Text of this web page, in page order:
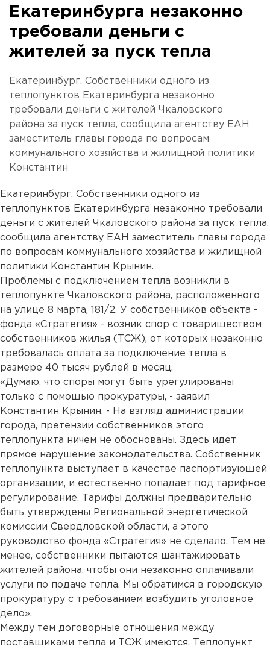
Екатеринбурга незаконно
требовали деньги с
жителей за пуск тепла
Екатеринбург. Собственники одного из
теплопунктов Екатеринбурга незаконно
требовали деньги с жителей Чкаловского
района за пуск тепла, сообщила агентству ЕАН
заместитель главы города по вопросам
коммунального хозяйства и жилищной политики
Константин
Екатеринбург. Собственники одного из
теплопунктов Екатеринбурга незаконно требовали
деньги с жителей Чкаловского района за пуск тепла,
сообщила агентству ЕАН заместитель главы города
по вопросам коммунального хозяйства и жилищной
политики Константин Крынин.
Проблемы с подключением тепла возникли в
теплопункте Чкаловского района, расположенного
на улице 8 марта, 181/2. У собственников объекта -
фонда «Стратегия» - возник спор с товариществом
собственников жилья (ТСЖ), от которых незаконно
требовалась оплата за подключение тепла в
размере 40 тысяч рублей в месяц.
«Думаю, что споры могут быть урегулированы
только с помощью прокуратуры, - заявил
Константин Крынин. - На взгляд администрации
города, претензии собственников этого
теплопункта ничем не обоснованы. Здесь идет
прямое нарушение законодательства. Собственник
теплопункта выступает в качестве паспортизующей
организации, и естественно попадает под тарифное
регулирование. Тарифы должны предварительно
быть утверждены Региональной энергетической
комиссии Свердловской области, а этого
руководство фонда «Стратегия» не сделало. Тем не
менее, собственники пытаются шантажировать
жителей района, чтобы они незаконно оплачивали
услуги по подаче тепла. Мы обратимся в городскую
прокуратуру с требованием возбудить уголовное
дело».
Между тем договорные отношения между
поставщиками тепла и ТСЖ имеются. Теплопункт